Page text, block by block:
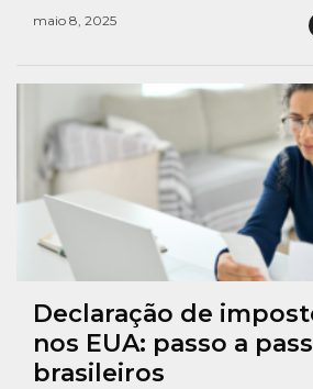
maio 8, 2025
Declaração de
nos EUA: passo a
brasileiros